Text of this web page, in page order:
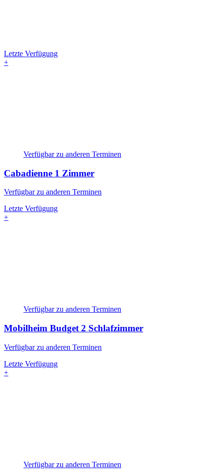
Letzte Verfügung
+
Verfügbar zu anderen Terminen
Cabadienne 1 Zimmer
Verfügbar zu anderen Terminen
Letzte Verfügung
+
Verfügbar zu anderen Terminen
Mobilheim Budget 2 Schlafzimmer
Verfügbar zu anderen Terminen
Letzte Verfügung
+
Verfügbar zu anderen Terminen